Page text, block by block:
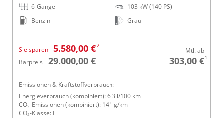
6-Gänge
Benzin
103 kW (140 PS)
Grau
Sie sparen 5.580,00 €2
Barpreis 29.000,00 €
Mtl. ab
303,00 €1
Emissionen & Kraftstoffverbrauch:
Energieverbrauch (kombiniert): 6,3 l/100 km
CO₂-Emissionen (kombiniert): 141 g/km
CO₂-Klasse: E